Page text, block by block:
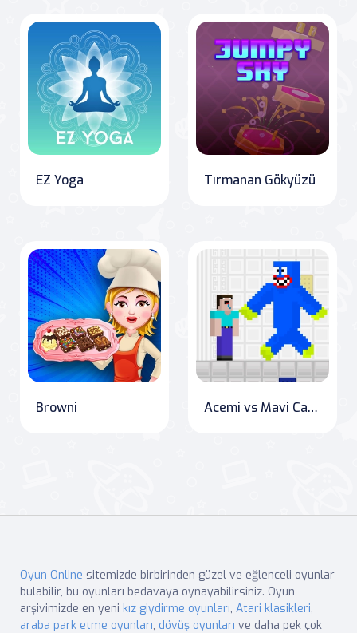
EZ Yoga Tırmanan Gökyüzü
Browni Acemi vs Mavi Canavar
Oyun Online sitemizde birbirinden güzel ve eğlenceli oyunlar
bulabilir, bu oyunları bedavaya oynayabilirsiniz. Oyun
arşivimizde en yeni kız giydirme oyunları, Atari klasikleri,
araba park etme oyunları, dövüş oyunları ve daha pek çok